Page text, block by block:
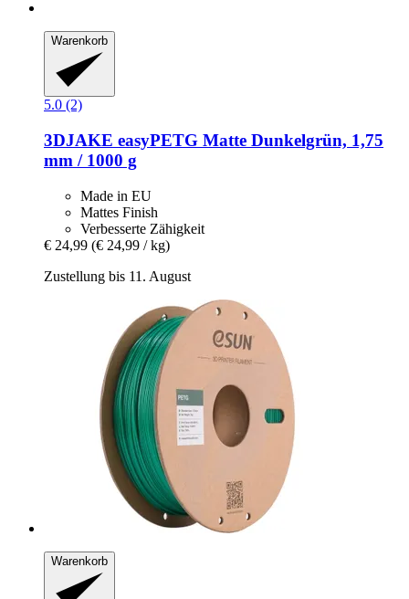
Warenkorb
5.0 (2)
3DJAKE easyPETG Matte Dunkelgrün, 1,75
mm / 1000 g
Made in EU
Mattes Finish
Verbesserte Zähigkeit
€ 24,99 (€ 24,99 / kg)
Zustellung bis 11. August
Warenkorb